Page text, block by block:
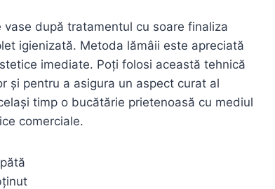
după tratamentul cu soare finaliza
igienizată. Metoda lămâii este apreciată
imediate. Poți folosi această tehnică
și pentru a asigura un aspect curat al
timp o bucătărie prietenoasă cu mediul
comerciale.